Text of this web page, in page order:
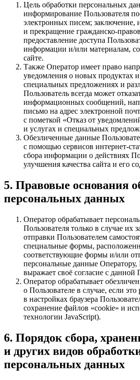
Цель обработки персональных
информирование Пользователя
электронных писем; заключение,
и прекращение гражданско-
предоставление доступа
информации и/или материалам,
сайте.
Также Оператор имеет право
уведомления о новых продуктах и
специальных предложениях и
Пользователь всегда может
информационных сообщений,
письмо на адрес электронной
с пометкой «Отказ от
и услугах и специальных
Обезличенные данные
с помощью сервисов интернет-
сбора информации о действиях
улучшения качества сайта и его
5. Правовые основания
персональных данных
Оператор обрабатывает
Пользователя только в случае их
отправки Пользователем
специальные формы,
соответствующие формы и/или
персональные данные Оператору,
выражает своё согласие с данной
Оператор обрабатывает
о Пользователе в случае, если это
в настройках браузера
сохранение файлов «cookie» и
технологии JavaScript).
6. Порядок сбора,
и других видов
персональных данных